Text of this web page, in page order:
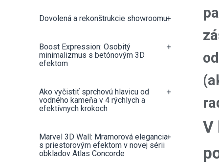
Dovolená a rekonštrukcie showroomu+
Boost Expression: Osobitý
minimalizmus s betónovým 3D
efektom
+
Ako vyčistiť sprchovú hlavicu od
vodného kameňa v 4 rýchlych a
efektívnych krokoch
+
Marvel 3D Wall: Mramorová elegancia
s priestorovým efektom v novej sérii
obkladov Atlas Concorde
+
V